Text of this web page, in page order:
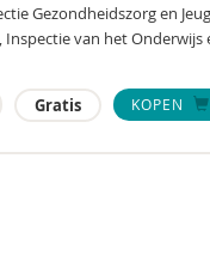
Gezondheidszorg en
Inspectie van het Onderwijs
Gratis KOPEN